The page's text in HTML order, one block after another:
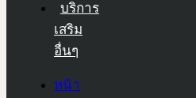
บริการ
เสริม
อื่นๆ
หน้า